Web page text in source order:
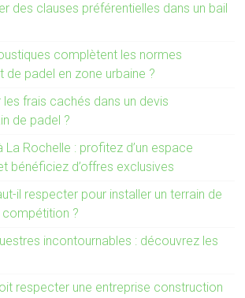
des clauses préférentielles dans un bail
complètent les normes
padel en zone urbaine ?
frais cachés dans un devis
de padel ?
Rochelle : profitez d’un espace
bénéficiez d’offres exclusives
il respecter pour installer un terrain de
?
incontournables : découvrez les
respecter une entreprise construction